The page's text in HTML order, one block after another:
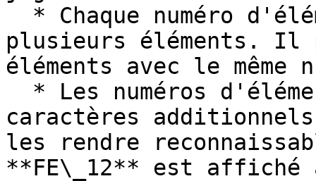
plusieurs éléments. Il
éléments avec le même
caractères
les rendre
**FE\_12** est